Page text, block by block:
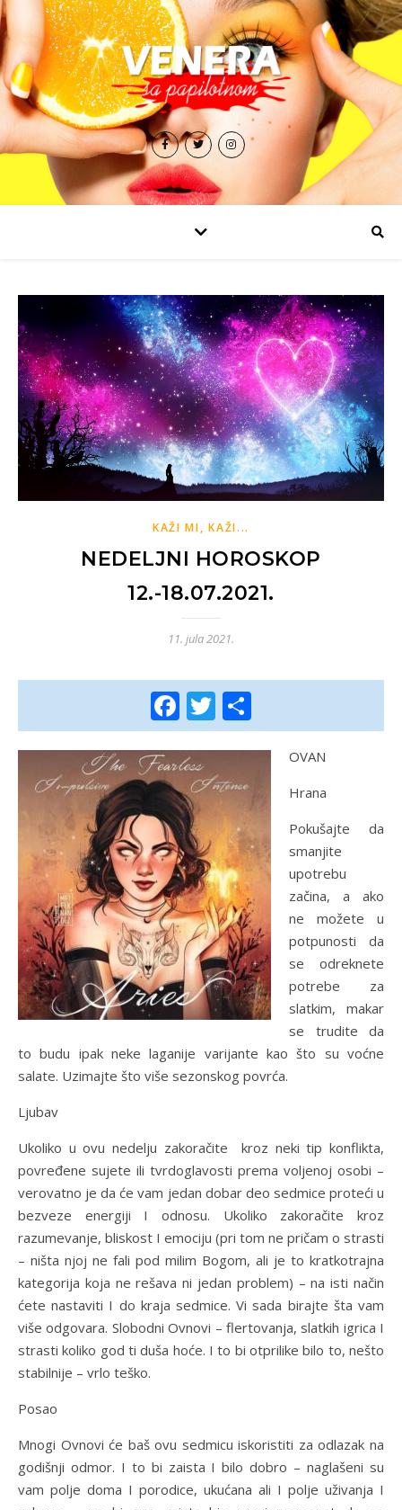
KAŽI MI, KAŽI...
NEDELJNI HOROSKOP
12.-18.07.2021.
11. jula 2021.
Facebook
Twitter
OVAN
Hrana
Pokušajte da
smanjite
upotrebu
začina, a ako
ne možete u
potpunosti da
se odreknete
potrebe za
slatkim, makar
se trudite da
to budu ipak neke laganije varijante kao što su voćne
salate. Uzimajte što više sezonskog povrća.
Ljubav
Ukoliko u ovu nedelju zakoračite kroz neki tip konflikta,
povređene sujete ili tvrdoglavosti prema voljenoj osobi –
verovatno je da će vam jedan dobar deo sedmice proteći u
bezveze energiji I odnosu. Ukoliko zakoračite kroz
razumevanje, bliskost I emociju (pri tom ne pričam o strasti
– ništa njoj ne fali pod milim Bogom, ali je to kratkotrajna
kategorija koja ne rešava ni jedan problem) – na isti način
ćete nastaviti I do kraja sedmice. Vi sada birajte šta vam
više odgovara. Slobodni Ovnovi – flertovanja, slatkih igrica I
strasti koliko god ti duša hoće. I to bi otprilike bilo to, nešto
stabilnije – vrlo teško.
Posao
Mnogi Ovnovi će baš ovu sedmicu iskoristiti za odlazak na
godišnji odmor. I to bi zaista I bilo dobro – naglašeni su
vam polje doma I porodice, ukućana ali I polje uživanja I